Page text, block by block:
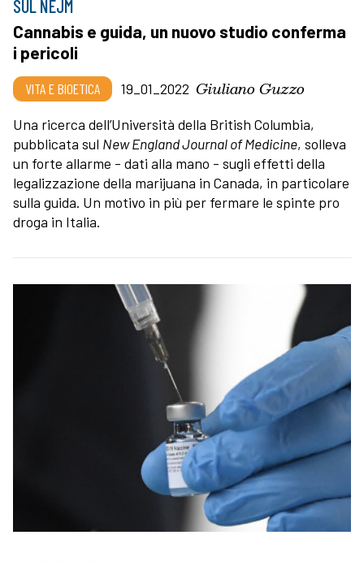
SUL NEJM
Cannabis e guida, un nuovo studio conferma
i pericoli
VITA E BIOETICA 19_01_2022 Giuliano Guzzo
Una ricerca dell’Università della British Columbia,
pubblicata sul New England Journal of Medicine, solleva
un forte allarme - dati alla mano - sugli effetti della
legalizzazione della marijuana in Canada, in particolare
sulla guida. Un motivo in più per fermare le spinte pro
droga in Italia.